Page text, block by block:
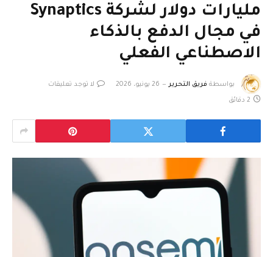
مليارات دولار لشركة Synaptics
في مجال الدفع بالذكاء
الاصطناعي الفعلي
بواسطة فريق التحرير 26 يونيو، 2026 لا توجد تعليقات
2 دقائق